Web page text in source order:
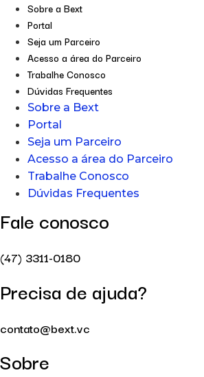
Sobre a Bext
Portal
Seja um Parceiro
Acesso a área do Parceiro
Trabalhe Conosco
Dúvidas Frequentes
Sobre a Bext
Portal
Seja um Parceiro
Acesso a área do Parceiro
Trabalhe Conosco
Dúvidas Frequentes
Fale conosco
(47) 3311-0180
Precisa de ajuda?
contato@bext.vc
Sobre